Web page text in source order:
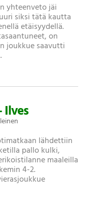
yhteenveto jäi
siksi tätä kautta
etäisyydellä.
on
joukkue saavutti
lähdettiin
pallo kulki,
maaleilla
4-2.